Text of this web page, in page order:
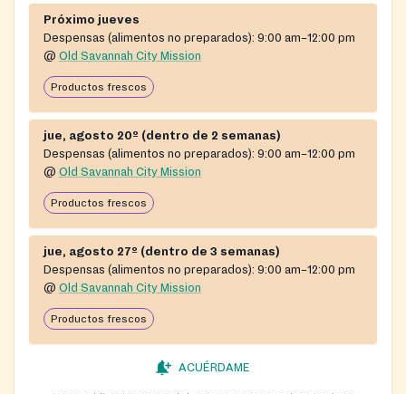
community.
Próximo jueves
Despensas (alimentos no preparados): 9:00 am–12:00 pm
@ Old Savannah City Mission
Productos frescos
jue, agosto 20º (dentro de 2 semanas)
Despensas (alimentos no preparados): 9:00 am–12:00 pm
@ Old Savannah City Mission
Productos frescos
jue, agosto 27º (dentro de 3 semanas)
Despensas (alimentos no preparados): 9:00 am–12:00 pm
@ Old Savannah City Mission
Productos frescos
ACUÉRDAME